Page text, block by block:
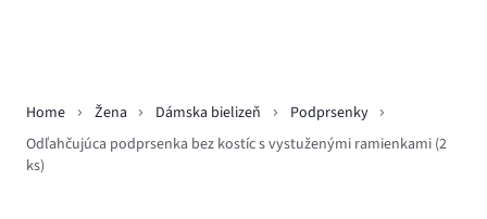
Home Žena Dámska bielizeň
Podprsenky
Odľahčujúca podprsenka bez kostíc s vystuženými ramienkami (2
ks)